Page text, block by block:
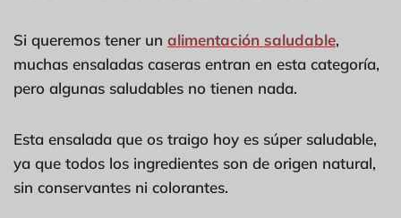
Si queremos tener un alimentación saludable,
muchas ensaladas caseras entran en esta categoría,
pero algunas saludables no tienen nada.
Esta ensalada que os traigo hoy es súper saludable,
ya que todos los ingredientes son de origen natural,
sin conservantes ni colorantes.